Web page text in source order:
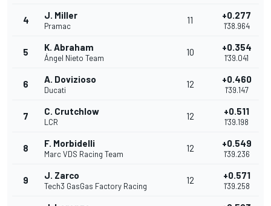
4 J. Miller
Pramac
11 +0.277
1'38.964
5 K. Abraham
Ángel Nieto Team
10 +0.354
1'39.041
6 A. Dovizioso
Ducati
12 +0.460
1'39.147
7 C. Crutchlow
LCR
12 +0.511
1'39.198
8 F. Morbidelli
Marc VDS Racing Team
12 +0.549
1'39.236
9 J. Zarco
Tech3 GasGas Factory Racing
12 +0.571
1'39.258